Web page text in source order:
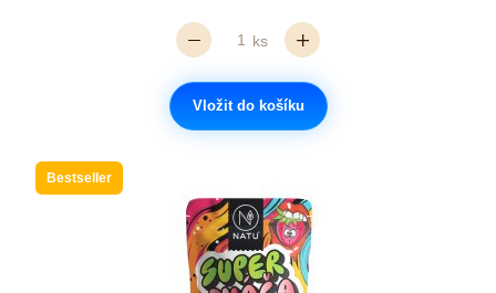
ks
Vložit do košíku
Bestseller